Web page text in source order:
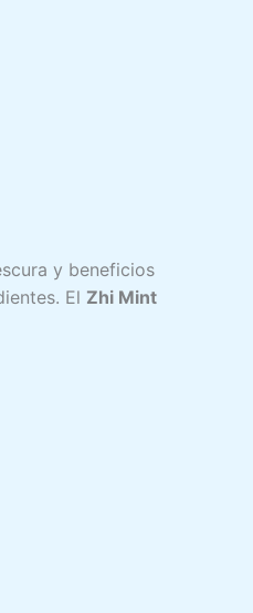
y beneficios
El Zhi Mint